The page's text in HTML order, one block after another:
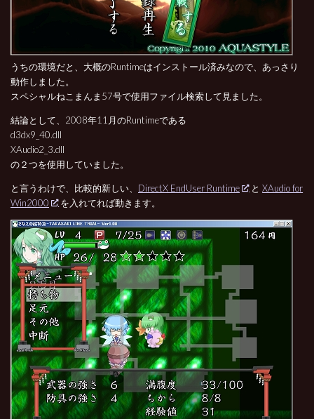
うちの環境だと、大概のRuntimeはインストール済みなので、あっさり
動作しました。
スペシャルねこまんま57号で使用ファイル検索して見ました。
結論として、2008年11月のRuntimeである
d3dx9_40.dll
XAudio2_3.dll
の２つを使用していました。
と言うわけで、比較的新しい、 DirectX EndUser Runtime とXAudio for
Win2000
を入れてれば動きます。